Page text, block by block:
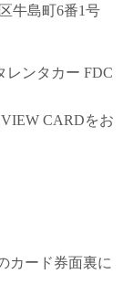
島町6番1号
レンタカー FDC
CARDをお
カード券面裏に